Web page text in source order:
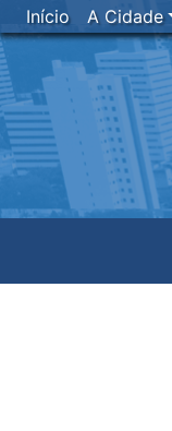
Início A Cidade